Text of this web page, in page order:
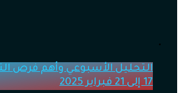
التحليل الأسبوعي وأهم فرص
17 إلى 21 فبراير 2025